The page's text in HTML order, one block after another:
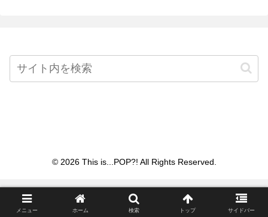
© 2026 This is...POP?! All Rights Reserved.
メニュー ホーム 検索 トップ サイドバー